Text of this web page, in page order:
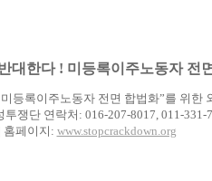
대한다 ! 미등록이주노동자 전
등록이주노동자 전면 합법화”를 위한
쟁단 연락처: 016-207-8017, 011-331-
| 홈페이지: www.stopcrackdown.org